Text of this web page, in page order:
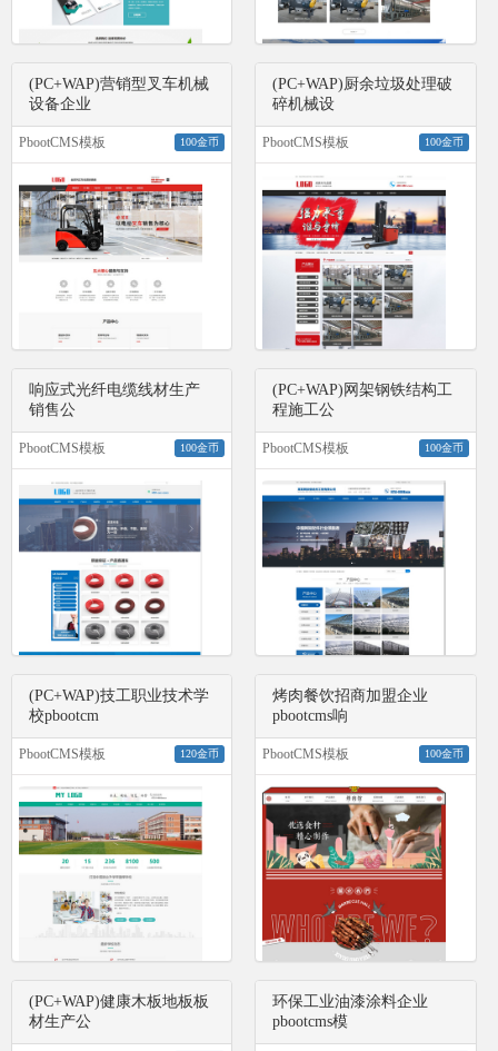
(PC+WAP)营销型叉车机械
设备企业
PbootCMS模板 100金币
(PC+WAP)厨余垃圾处理破
碎机械设
PbootCMS模板 100金币
响应式光纤电缆线材生产
销售公
PbootCMS模板 100金币
(PC+WAP)网架钢铁结构工
程施工公
PbootCMS模板 100金币
(PC+WAP)技工职业技术学
校pbootcm
PbootCMS模板 120金币
烤肉餐饮招商加盟企业
pbootcms响
PbootCMS模板 100金币
(PC+WAP)健康木板地板板
材生产公
环保工业油漆涂料企业
pbootcms模